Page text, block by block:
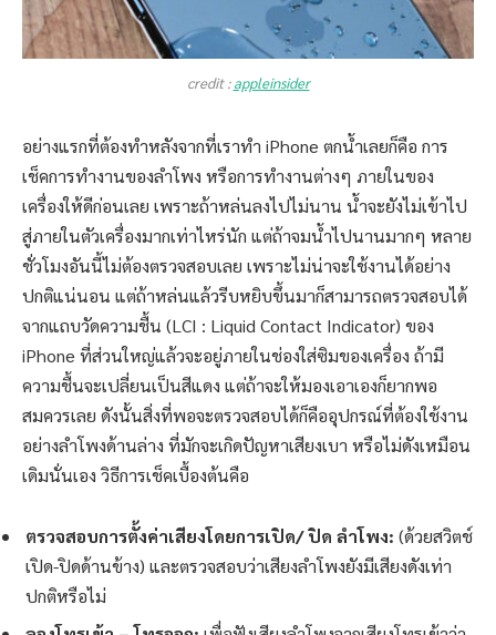
credit :appleinsider
อย่างแรกที่ต้องทำหลังจากที่เราทำ iPhone ตกน้ำเลยก็คือ การ
เช็คการทำงานของลำโพง หรือการทำงานต่างๆ ภายในของ
เครื่องให้ดีก่อนเลย เพราะถ้าหล่นลงไปไม่นาน น้ำจะยังไม่เข้าไป
สู่ภายในตัวเครื่องมากเท่าไหร่นัก แต่ถ้าจมน้ำไปนานมากๆ หลาย
ชั่วโมงอันนี้ไม่ต้องตรวจสอบเลย เพราะไม่น่าจะใช้งานได้อย่าง
ปกติแน่นอน แต่ถ้าหล่นแล้วรีบหยิบขึ้นมาก็สามารถตรวจสอบได้
จากแถบวัดความชื้น (LCI : Liquid Contact Indicator) ของ
iPhone ที่ส่วนใหญ่แล้วจะอยู่ภายในช่องใส่ซิมของเครื่อง ถ้ามี
ความชื้นจะเปลี่ยนเป็นสีแดง แต่ถ้าจะให้มองเอาเองก็ยากพอ
สมควรเลย ดังนั้นสิ่งที่พอจะตรวจสอบได้ก็คืออุปกรณ์ที่ต้องใช้งาน
อย่างลำโพงด้านล่าง ที่มักจะเกิดปัญหาเสียงเบา หรือไม่ดังเหมือน
เดิมนั่นเอง วิธีการเช็คเบื้องต้นคือ
ตรวจสอบการตั้งค่าเสียงโดยการเปิด/ ปิด ลำโพง: (ด้วยสวิตช์
เปิด-ปิดด้านข้าง) และตรวจสอบว่าเสียงลำโพงยังมีเสียงดังเท่า
ปกติหรือไม่